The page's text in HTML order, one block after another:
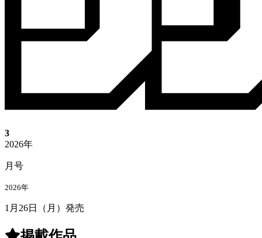
3
2026年
月号
2026年
1月26日 （ 月 ） 発売